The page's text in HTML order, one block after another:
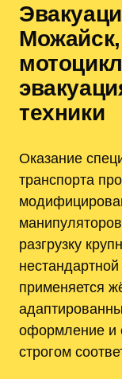
техники
Оказание
транспорта
разгрузку
применяется
оформление и
строгом